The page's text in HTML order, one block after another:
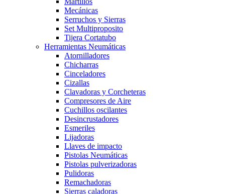
Mecánicas
Serruchos y Sierras
Set Multiproposito
Tijera Cortatubo
Herramientas Neumáticas
Atornilladores
Chicharras
Cinceladores
Cizallas
Clavadoras y Corcheteras
Compresores de Aire
Cuchillos oscilantes
Desincrustadores
Esmeriles
Lijadoras
Llaves de impacto
Pistolas Neumáticas
Pistolas pulverizadoras
Pulidoras
Remachadoras
Sierras caladoras